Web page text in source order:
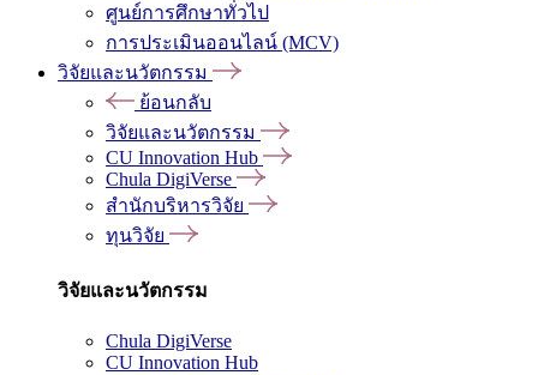
ศูนย์การศึกษาทั่วไป
การประเมินออนไลน์ (MCV)
วิจัยและนวัตกรรม
ย้อนกลับ
วิจัยและนวัตกรรม
CU Innovation Hub
Chula DigiVerse
สำนักบริหารวิจัย
ทุนวิจัย
วิจัยและนวัตกรรม
Chula DigiVerse
CU Innovation Hub